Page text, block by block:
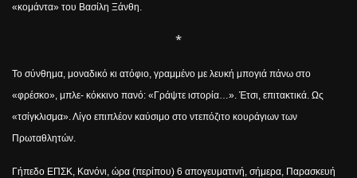
«κομάντα» του Βασίλη Ξάνθη.
*
Το σύνθημα, μοναδικό κι ατόφιο, γραμμένο με λευκή μπογιά πάνω στο
«φρέσκο», μπλε- κόκκινο πανό: «Γράψτε ιστορία…». Έτσι, επιτακτικά. Ως
«τσίγκλισμα». Λίγο επιπλέον καύσιμο στο ντεπόζιτο κουράγιων των
Πρωταθλητών.
Γήπεδο ΕΠΣΚ, Κανόνι, ώρα (περίπου) 6 απογευματινή, σήμερα, Παρασκευή